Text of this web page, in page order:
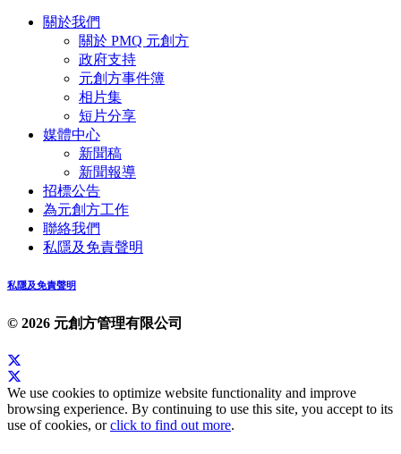
關於我們
關於 PMQ 元創方
政府支持
元創方事件簿
相片集
短片分享
媒體中心
新聞稿
新聞報導
招標公告
為元創方工作
聯絡我們
私隱及免責聲明
私隱及免責聲明
© 2026 元創方管理有限公司
We use cookies to optimize website functionality and improve
browsing experience. By continuing to use this site, you accept to its
use of cookies, orclick to find out more.